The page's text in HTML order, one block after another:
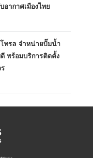
อากาศเมืองไทย
ทรล จำหน่ายปั๊มน้ำ
พร้อมบริการติดตั้ง